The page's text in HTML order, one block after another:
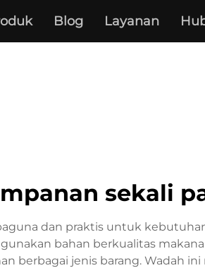
Blog Layanan
sekali
dan praktis untuk
bahan berkualitas
berbagai jenis barang. Wadah